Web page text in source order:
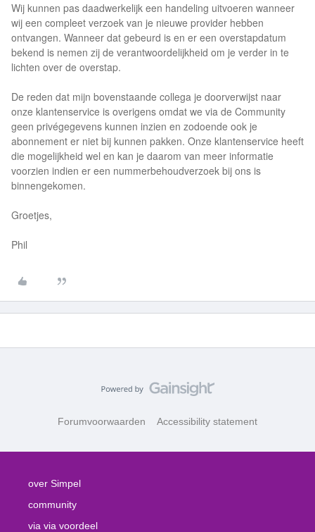
Wij kunnen pas daadwerkelijk een handeling uitvoeren wanneer
wij een compleet verzoek van je nieuwe provider hebben
ontvangen. Wanneer dat gebeurd is en er een overstapdatum
bekend is nemen zij de verantwoordelijkheid om je verder in te
lichten over de overstap.
De reden dat mijn bovenstaande collega je doorverwijst naar
onze klantenservice is overigens omdat we via de Community
geen privégegevens kunnen inzien en zodoende ook je
abonnement er niet bij kunnen pakken. Onze klantenservice heeft
die mogelijkheid wel en kan je daarom van meer informatie
voorzien indien er een nummerbehoudverzoek bij ons is
binnengekomen.
Groetjes,
Phil
Forumvoorwaarden Accessibility statement
over Simpel
community
via via voordeel